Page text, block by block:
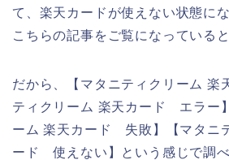
て、楽天カードが使えない状態に
こちらの記事をご覧になっている
だから、【マタニティクリーム 楽
ティクリーム 楽天カード エラー
ーム 楽天カード 失敗】【マタニ
ード 使えない】という感じで調